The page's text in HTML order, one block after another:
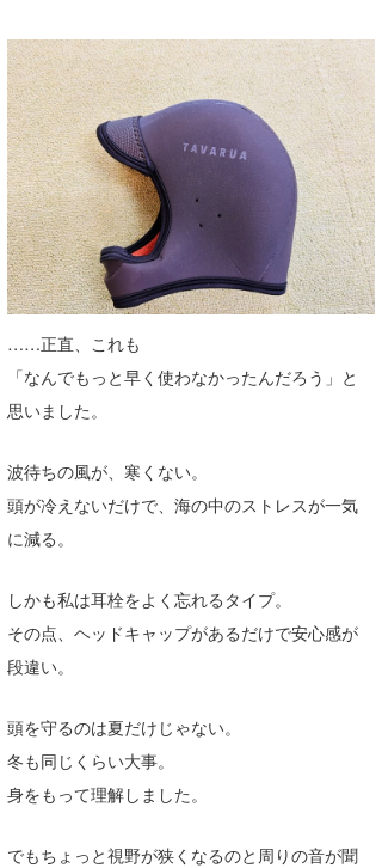
……正直、これも
「なんでもっと早く使わなかったんだろう」と
思いました。
波待ちの風が、寒くない。
頭が冷えないだけで、海の中のストレスが一気
に減る。
しかも私は耳栓をよく忘れるタイプ。
その点、ヘッドキャップがあるだけで安心感が
段違い。
頭を守るのは夏だけじゃない。
冬も同じくらい大事。
身をもって理解しました。
でもちょっと視野が狭くなるのと周りの音が聞
Romisea